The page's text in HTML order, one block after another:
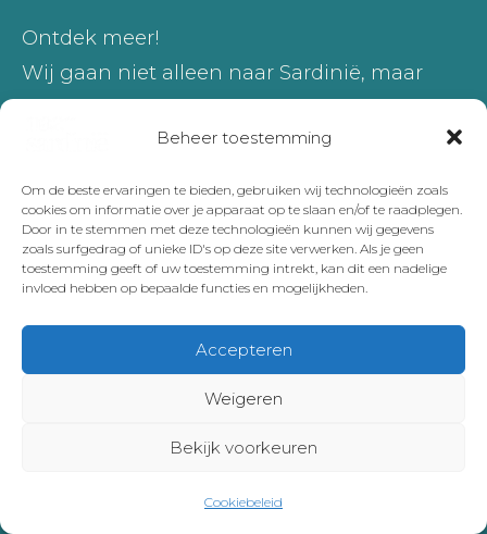
Beheer toestemming
Om de beste ervaringen te bieden, gebruiken wij technologieën zoals
cookies om informatie over je apparaat op te slaan en/of te raadplegen.
Door in te stemmen met deze technologieën kunnen wij gegevens
zoals surfgedrag of unieke ID's op deze site verwerken. Als je geen
toestemming geeft of uw toestemming intrekt, kan dit een nadelige
invloed hebben op bepaalde functies en mogelijkheden.
Accepteren
Weigeren
Bekijk voorkeuren
Cookiebeleid
Ontdek meer!
Wij gaan niet alleen naar Sardinië, maar
naar nog veel meer plekken en daar
schrijven we ook over.
Heb je vragen, opmerkingen of tips? Je kan
ons bereiken ophoi@waarzijnze.nl
doorwaarzijnze.nl